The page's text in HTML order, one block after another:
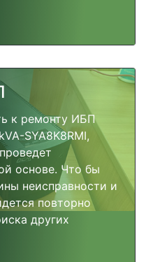
к ремонту ИБП
SYA8K8RMI,
основе. Что бы
неисправности и
повторно
других